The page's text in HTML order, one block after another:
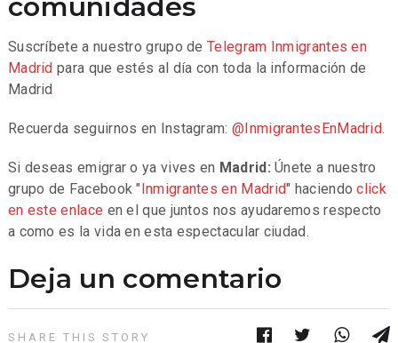
comunidades
Suscríbete a nuestro grupo deTelegram Inmigrantes en
Madrid para que estés al día con toda la información de
Madrid
Recuerda seguirnos en Instagram: @InmigrantesEnMadrid.
Si deseas emigrar o ya vives en Madrid:Únete a nuestro
grupo de Facebook " Inmigrantes en Madrid" haciendoclick
en este enlace en el que juntos nos ayudaremos respecto
a como es la vida en esta espectacular ciudad.
Deja un comentario
SHARE THIS STORY